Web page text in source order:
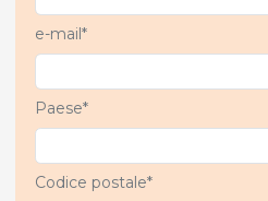
e-mail*
Paese*
Codice postale*